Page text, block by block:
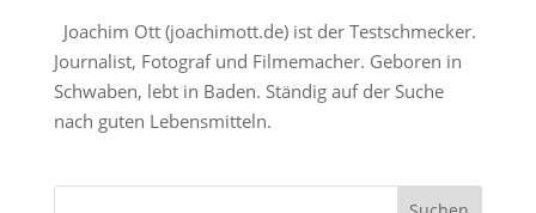
Joachim Ott (joachimott.de) ist der Testschmecker.
Journalist, Fotograf und Filmemacher. Geboren in
Schwaben, lebt in Baden. Ständig auf der Suche
nach guten Lebensmitteln.